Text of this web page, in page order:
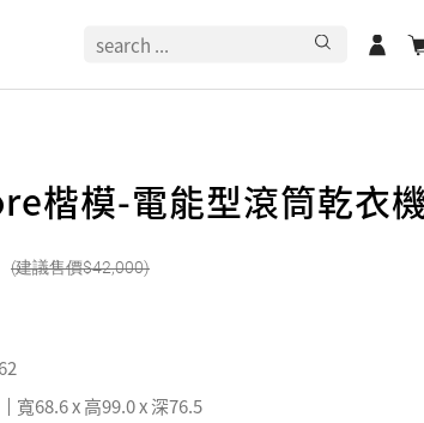
楷模-電能型滾筒乾衣
42,000
寬68.6 x 高99.0 x 深76.5